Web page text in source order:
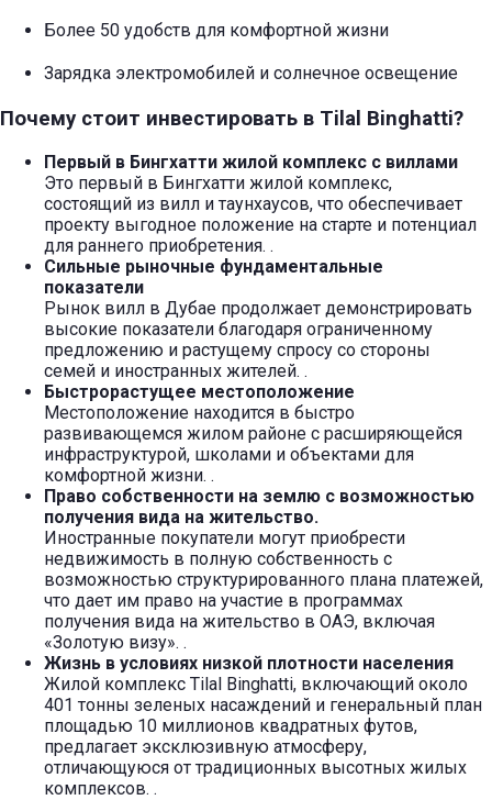
Более 50 удобств для комфортной жизни
Зарядка электромобилей и солнечное освещение
Почему стоит инвестировать в Tilal Binghatti?
Первый в Бингхатти жилой комплекс с виллами
Это первый в Бингхатти жилой комплекс,
состоящий из вилл и таунхаусов, что обеспечивает
проекту выгодное положение на старте и потенциал
для раннего приобретения. .
Сильные рыночные фундаментальные
показатели
Рынок вилл в Дубае продолжает демонстрировать
высокие показатели благодаря ограниченному
предложению и растущему спросу со стороны
семей и иностранных жителей. .
Быстрорастущее местоположение
Местоположение находится в быстро
развивающемся жилом районе с расширяющейся
инфраструктурой, школами и объектами для
комфортной жизни. .
Право собственности на землю с возможностью
получения вида на жительство.
Иностранные покупатели могут приобрести
недвижимость в полную собственность с
возможностью структурированного плана платежей,
что дает им право на участие в программах
получения вида на жительство в ОАЭ, включая
«Золотую визу». .
Жизнь в условиях низкой плотности населения
Жилой комплекс Tilal Binghatti, включающий около
401 тонны зеленых насаждений и генеральный план
площадью 10 миллионов квадратных футов,
предлагает эксклюзивную атмосферу,
отличающуюся от традиционных высотных жилых
комплексов. .